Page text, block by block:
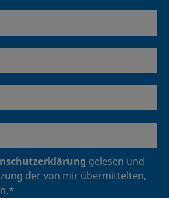
gelesen und
der von mir übermittelten,